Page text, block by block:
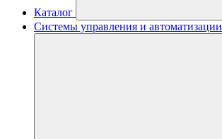
Каталог
Системы управления и автоматизации